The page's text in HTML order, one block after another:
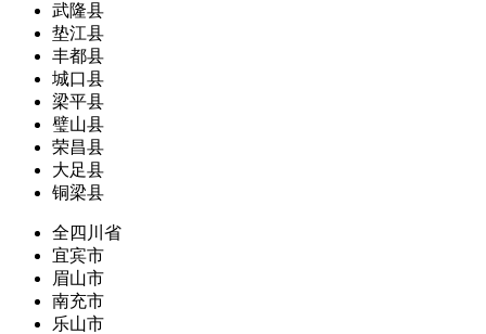
武隆县
垫江县
丰都县
城口县
梁平县
璧山县
荣昌县
大足县
铜梁县
全四川省
宜宾市
眉山市
南充市
乐山市